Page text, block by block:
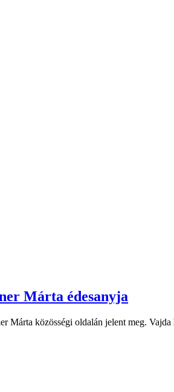
Márta édesanyja
Márta közösségi oldalán jelent meg.